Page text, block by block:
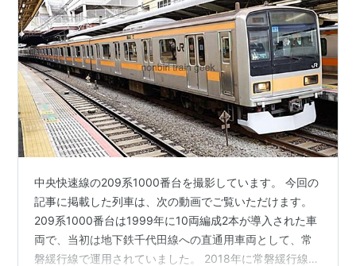
中央快速線の209系1000番台を撮影しています。 今回の
記事に掲載した列車は、次の動画でご覧いただけます。
209系1000番台は1999年に10両編成2本が導入された車
両で、当初は地下鉄千代田線への直通用車両として、常
磐緩行線で運用されていました。 2018年に常磐緩行線か